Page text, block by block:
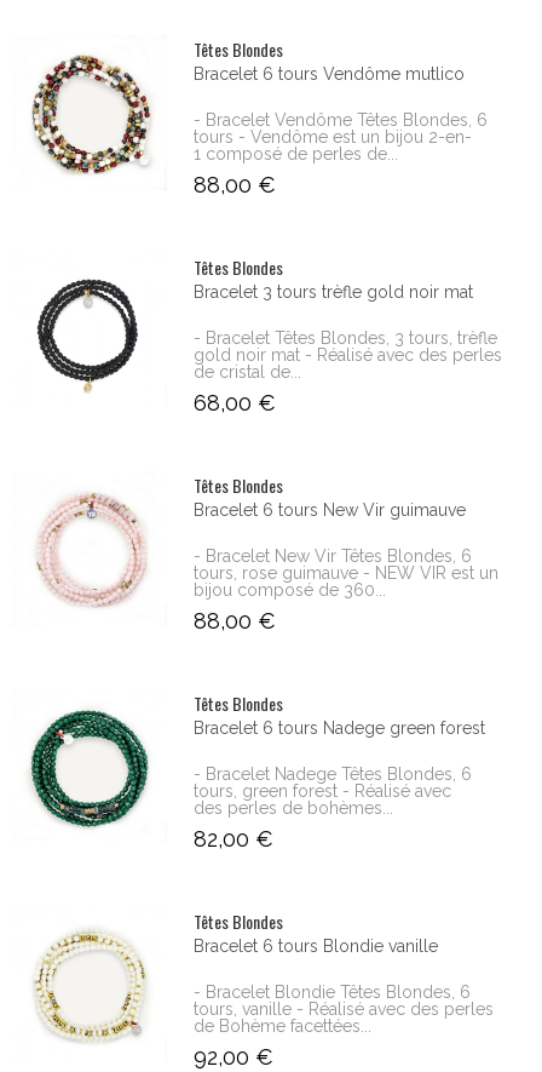
Têtes Blondes
Bracelet 6 tours Vendôme mutlico
- Bracelet Vendôme Têtes Blondes, 6
tours - Vendôme est un bijou 2-en-
1 composé de perles de...
88,00 €
Têtes Blondes
Bracelet 3 tours trèfle gold noir mat
- Bracelet Têtes Blondes, 3 tours, trèfle
gold noir mat - Réalisé avec des perles
de cristal de...
68,00 €
Têtes Blondes
Bracelet 6 tours New Vir guimauve
- Bracelet New Vir Têtes Blondes, 6
tours, rose guimauve - NEW VIR est un
bijou composé de 360...
88,00 €
Têtes Blondes
Bracelet 6 tours Nadege green forest
- Bracelet Nadege Têtes Blondes, 6
tours, green forest - Réalisé avec
des perles de bohèmes...
82,00 €
Têtes Blondes
Bracelet 6 tours Blondie vanille
- Bracelet Blondie Têtes Blondes, 6
tours, vanille - Réalisé avec des perles
de Bohème facettées...
92,00 €